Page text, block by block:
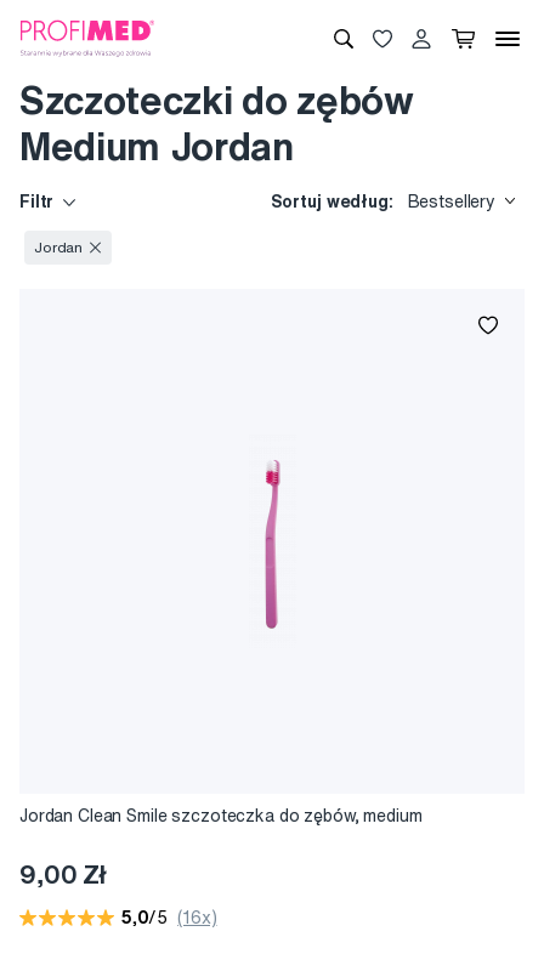
Szczoteczki do zębów
Medium Jordan
Filtr Sortuj według: Bestsellery
Jordan
Jordan Clean Smile szczoteczka do zębów, medium
9,00 Zł
5,0/5 (16x)